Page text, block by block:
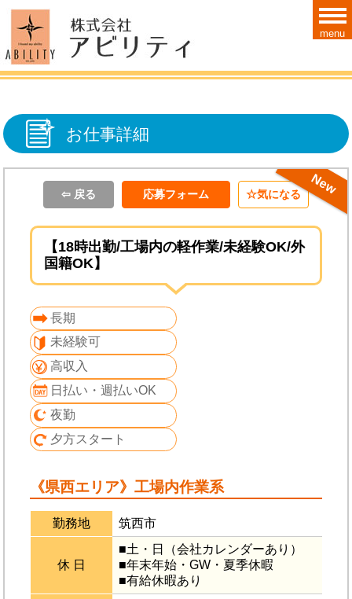
お仕事詳細
ＮＥＷ！！
⇦ 戻る 応募フォーム 気になる
【18時出勤/工場内の軽作業/未経験OK/外
国籍OK】
長期
未経験可
高収入
日払い・週払いOK
夜勤
夕方スタート
《県西エリア》工場内作業系
勤務地 筑西市
休 日
■土・日（会社カレンダーあり）
■年末年始・GW・夏季休暇
■有給休暇あり
menu